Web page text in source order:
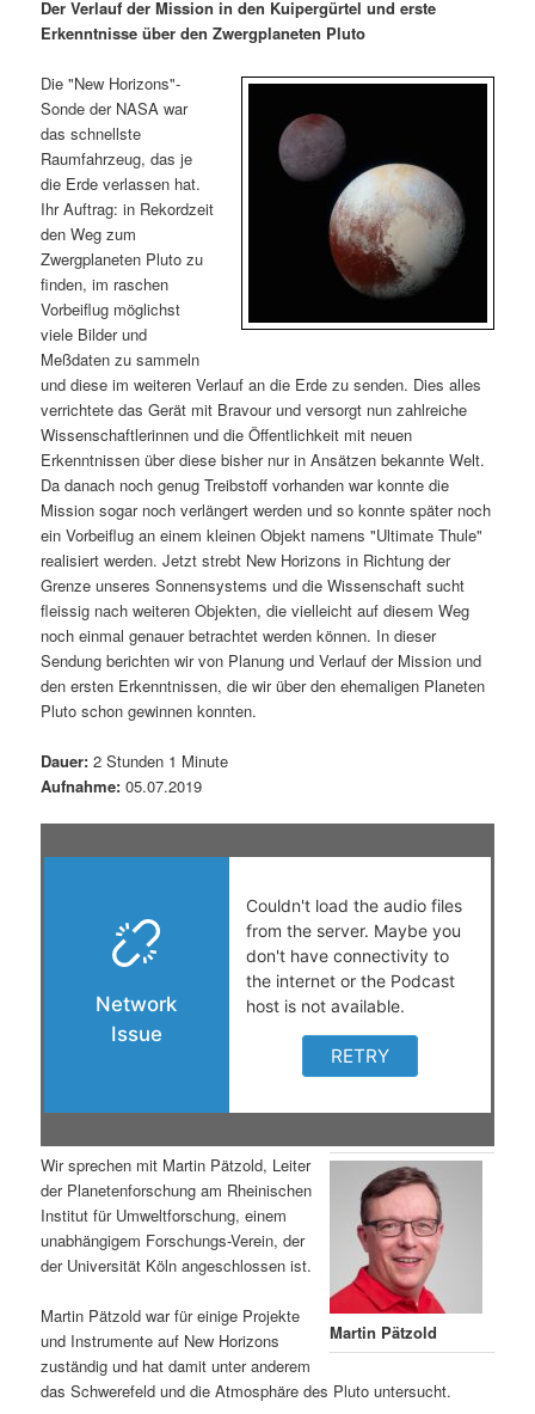
r
e
n
I
n
h
a
l
t
s
p
r
i
n
g
d
ä
r
e
n
I
n
h
a
l
t
s
p
r
i
n
a
i
g
a
t
i
o
n
Der Verlauf der Mission in den Kuipergürtel und erste
Erkenntnisse über den Zwergplaneten Pluto
Die "New Horizons"-
Sonde der NASA war
das schnellste
Raumfahrzeug, das je
die Erde verlassen hat.
Ihr Auftrag: in Rekordzeit
den Weg zum
Zwergplaneten Pluto zu
finden, im raschen
Vorbeiflug möglichst
viele Bilder und
Meßdaten zu sammeln
und diese im weiteren Verlauf an die Erde zu senden. Dies alles
verrichtete das Gerät mit Bravour und versorgt nun zahlreiche
Wissenschaftlerinnen und die Öffentlichkeit mit neuen
Erkenntnissen über diese bisher nur in Ansätzen bekannte Welt.
Da danach noch genug Treibstoff vorhanden war konnte die
Mission sogar noch verlängert werden und so konnte später noch
ein Vorbeiflug an einem kleinen Objekt namens "Ultimate Thule"
realisiert werden. Jetzt strebt New Horizons in Richtung der
Grenze unseres Sonnensystems und die Wissenschaft sucht
fleissig nach weiteren Objekten, die vielleicht auf diesem Weg
noch einmal genauer betrachtet werden können. In dieser
Sendung berichten wir von Planung und Verlauf der Mission und
den ersten Erkenntnissen, die wir über den ehemaligen Planeten
Pluto schon gewinnen konnten.
Dauer: 2 Stunden 1 Minute
Aufnahme: 05.07.2019
Martin Pätzold
Wir sprechen mit Martin Pätzold, Leiter
der Planetenforschung am Rheinischen
Institut für Umweltforschung, einem
unabhängigem Forschungs-Verein, der
der Universität Köln angeschlossen ist.
Martin Pätzold war für einige Projekte
und Instrumente auf New Horizons
zuständig und hat damit unter anderem
das Schwerefeld und die Atmosphäre des Pluto untersucht.